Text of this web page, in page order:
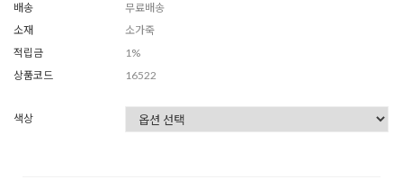
배송
무료배송
소재
소가죽
적립금
1%
상품코드
16522
색상